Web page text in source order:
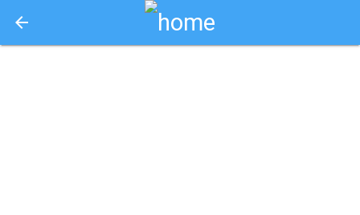
arrow_back